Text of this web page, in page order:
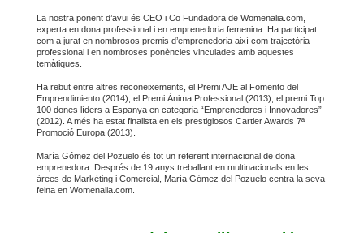
La nostra ponent d’avui és CEO i Co Fundadora de Womenalia.com,
experta en dona professional i en emprenedoria femenina. Ha participat
com a jurat en nombrosos premis d’emprenedoria així com trajectòria
professional i en nombroses ponències vinculades amb aquestes
temàtiques.
Ha rebut entre altres reconeixements, el Premi AJE al Fomento del
Emprendimiento (2014), el Premi Ànima Professional (2013), el premi Top
100 dones líders a Espanya en categoria “Emprenedores i Innovadores”
(2012). A més ha estat finalista en els prestigiosos Cartier Awards 7ª
Promoció Europa (2013).
María Gómez del Pozuelo és tot un referent internacional de dona
emprenedora. Després de 19 anys treballant en multinacionals en les
àrees de Markèting i Comercial, María Gómez del Pozuelo centra la seva
feina en Womenalia.com.